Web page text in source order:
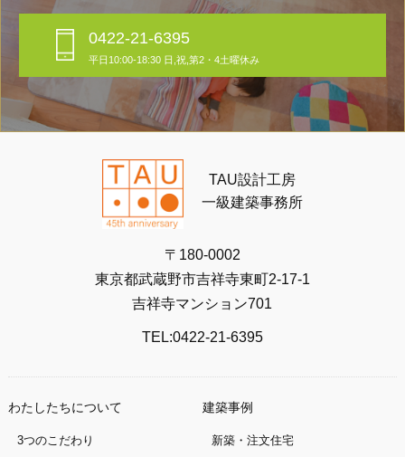
0422-21-6395
平日10:00-18:30 日,祝,第2・4土曜休み
TAU設計工房
一級建築事務所
〒180-0002
東京都武蔵野市吉祥寺東町2-17-1
吉祥寺マンション701
TEL:0422-21-6395
わたしたちについて
3つのこだわり
建築事例
新築・注文住宅